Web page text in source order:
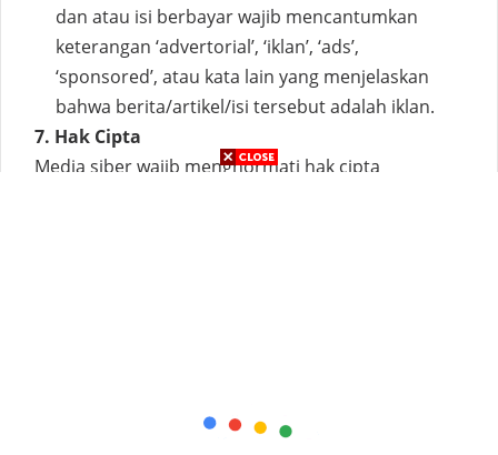
dan atau isi berbayar wajib mencantumkan
keterangan ‘advertorial’, ‘iklan’, ‘ads’,
‘sponsored’, atau kata lain yang menjelaskan
bahwa berita/artikel/isi tersebut adalah iklan.
7. Hak Cipta
Media siber wajib menghormati hak cipta
pelaksanaan Pedoman Pemberitaan Media Siber